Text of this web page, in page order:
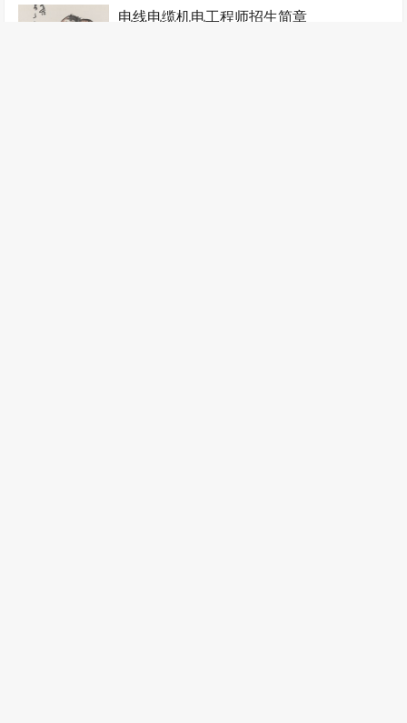
电线电缆机电工程师招生简章